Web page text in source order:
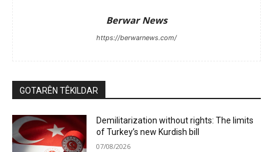
Berwar News
https://berwarnews.com/
GOTARÊN TÊKILDAR
Demilitarization without rights: The limits
of Turkey’s new Kurdish bill
07/08/2026